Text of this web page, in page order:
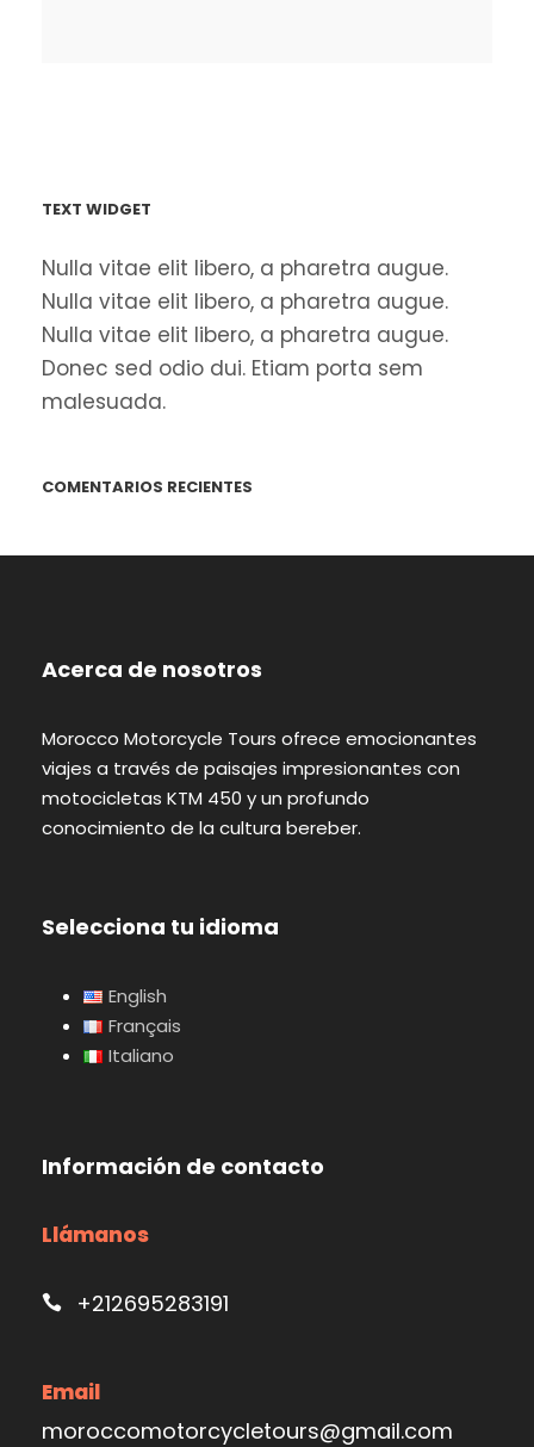
TEXT WIDGET
Nulla vitae elit libero, a pharetra augue.
Nulla vitae elit libero, a pharetra augue.
Nulla vitae elit libero, a pharetra augue.
Donec sed odio dui. Etiam porta sem
malesuada.
COMENTARIOS RECIENTES
Acerca de nosotros
Morocco Motorcycle Tours ofrece emocionantes
viajes a través de paisajes impresionantes con
motocicletas KTM 450 y un profundo
conocimiento de la cultura bereber.
Selecciona tu idioma
English
Français
Italiano
Información de contacto
Llámanos
+212695283191
Email
moroccomotorcycletours@gmail.com